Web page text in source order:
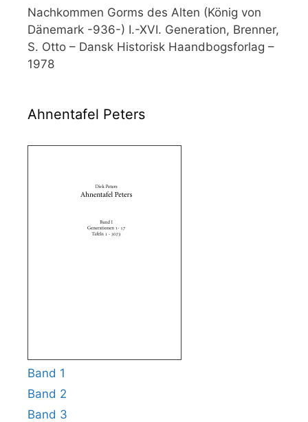
Nachkommen Gorms des Alten (König von
Dänemark -936-) I.-XVI. Generation, Brenner,
S. Otto – Dansk Historisk Haandbogsforlag –
1978
Ahnentafel Peters
Band 1
Band 2
Band 3